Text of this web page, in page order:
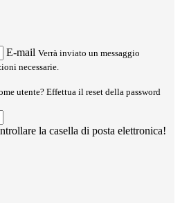
E-mail Verrà inviato un messaggio
necessarie.
utente? Effettua il reset della password
la casella di posta elettronica!